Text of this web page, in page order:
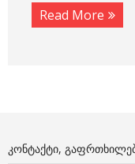
Read More
ᲙᲝᲜᲢᲐᲥᲢᲘ,